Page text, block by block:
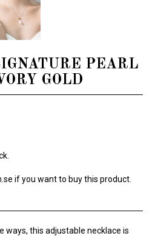
PEARL
GOLD
if you want to buy this product.
ways, this adjustable necklace is